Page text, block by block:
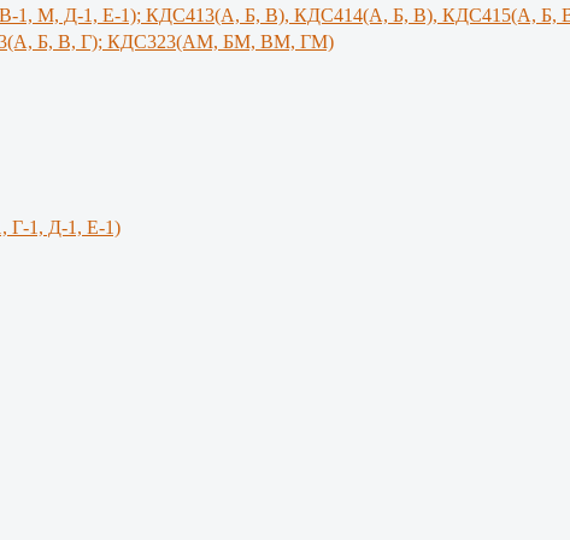
1, М, Д-1, Е-1); КДС413(А, Б, В), КДС414(А, Б, В), КДС415(А, Б,
Б, В, Г); КДС323(АМ, БМ, ВМ, ГМ)
Г-1, Д-1, Е-1)